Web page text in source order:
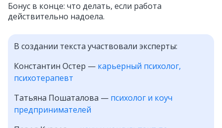
Бонус в конце: что делать, если работа
действительно надоела.
В создании текста участвовали эксперты:
Константин Остер — карьерный психолог,
психотерапевт
Татьяна Пошаталова — психолог и коуч
предпринимателей